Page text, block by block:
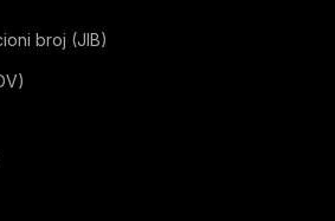
broj (JIB)